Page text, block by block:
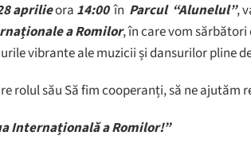
aprilieora 14:00în Parcul “Alunelul”,
a Romilor, în care vom
vibrante ale muzicii și dansurilor pline
rolul său Să fim cooperanți, să ne ajutăm
Internațională a Romilor!”